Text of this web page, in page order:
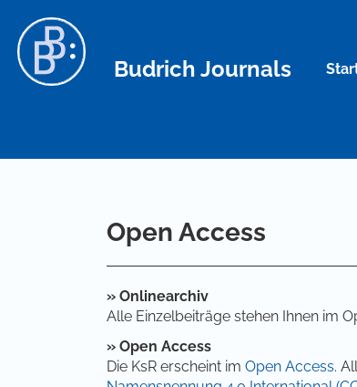
Hauptinhalt
Sidebar
Budrich Journals
Open Access
» Onlinearchiv
Alle Einzelbeiträge stehen Ihnen im
» Open Access
Die KsR erscheint im Open Access.